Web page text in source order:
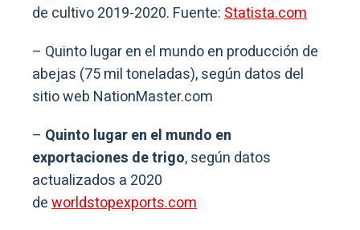
de cultivo 2019-2020. Fuente:Statista.com
– Quinto lugar en el mundo en producción de
abejas (75 mil toneladas), según datos del
sitio web NationMaster.com
– Quinto lugar en el mundo en
exportaciones de trigo, según datos
actualizados a 2020
deworldstopexports.com